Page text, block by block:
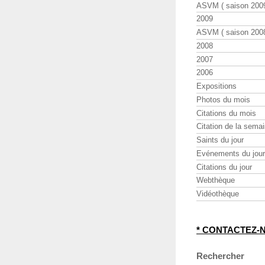
ASVM ( saison
2009
ASVM ( saison
2008
2007
2006
Expositions
Photos du mois
Citations du mois
Citation de la
Saints du jour
Evénements du jour
Citations du jour
Webthèque
Vidéothèque
* CONTACTEZ-
Rechercher